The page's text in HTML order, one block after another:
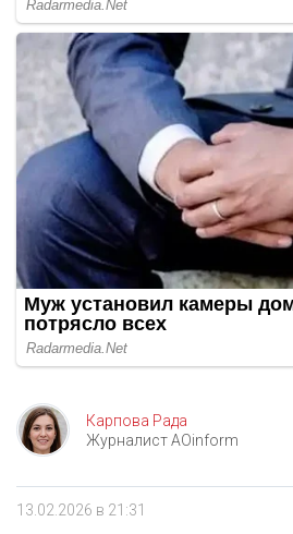
Карпова Рада
Журналист AOinform
13.02.2026 в 21:31